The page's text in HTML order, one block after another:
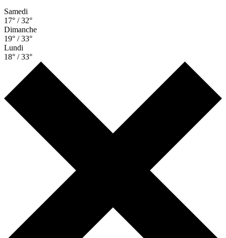
Samedi
17° / 32°
Dimanche
19° / 33°
Lundi
18° / 33°